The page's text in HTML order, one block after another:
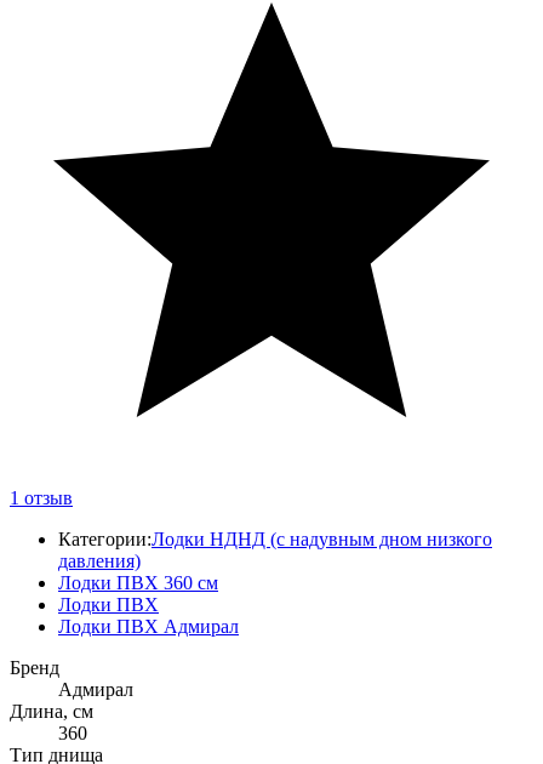
1 отзыв
Категории:Лодки НДНД (с надувным дном низкого
давления)
Лодки ПВХ 360 см
Лодки ПВХ
Лодки ПВХ Адмирал
Бренд
Адмирал
Длина, см
360
Тип днища